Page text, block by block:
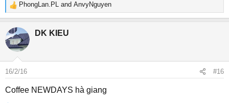
R
e
a
c
t
o
n
s
PhongLan.PL and AnvyNguyen
DK KIEU
16/2/16 #16
Coffee NEWDAYS hà giang